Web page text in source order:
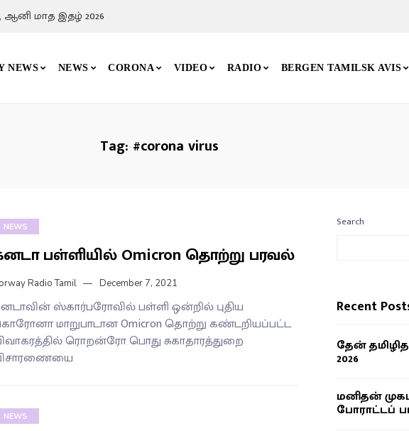
ஆனி மாத இதழ் 2026
NEWS NEWS CORONA VIDEO RADIO BERGEN TAMILSK AVIS
Tag: #corona virus
NEWS
பள்ளியில் Omicron தொற்று பரவல்
Radio Tamil December 7, 2021
ஸ்கார்பரோவில் பள்ளி ஒன்றில் புதிய
மாறுபாடான Omicron தொற்று கண்டறியப்பட்ட
ரொறன்ரோ பொது சுகாதாரத்துறை
NEWS
Search
Recent
தேன்
2026
மனிதன்
போராட்டப்